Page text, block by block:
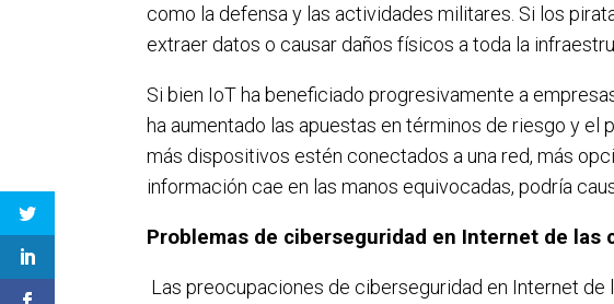
como la defensa y las actividades militares. Si los
extraer datos o causar daños físicos a toda la
Si bien IoT ha beneficiado progresivamente a
ha aumentado las apuestas en términos de riesgo y el
más dispositivos estén conectados a una red, más
información cae en las manos equivocadas, podría
Problemas de ciberseguridad en Internet de las
Las preocupaciones de ciberseguridad en Internet